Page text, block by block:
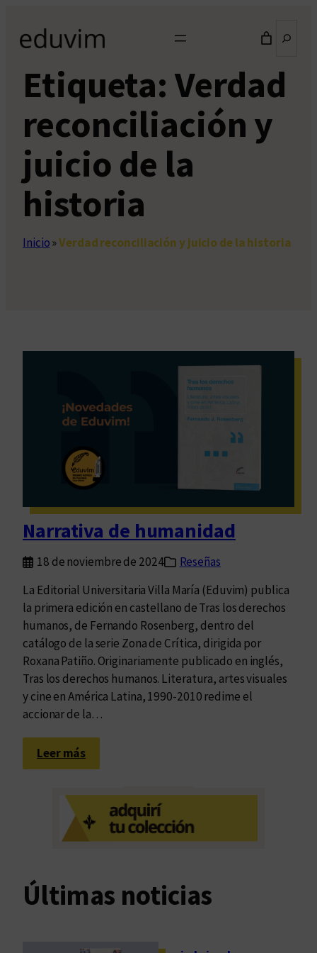
contenido
Etiqueta: Verdad
reconciliación y
juicio de la
historia
Inicio»Verdad reconciliación y juicio de la historia
Narrativa de humanidad
18 de noviembre de 2024
Reseñas
La Editorial Universitaria Villa María (Eduvim) publica
la primera edición en castellano de Tras los derechos
humanos, de Fernando Rosenberg, dentro del
catálogo de la serie Zona de Crítica, dirigida por
Roxana Patiño. Originariamente publicado en inglés,
Tras los derechos humanos. Literatura, artes visuales
y cine en América Latina, 1990-2010 redime el
accionar de la…
Leer más:
N
r
a
v
e
Últimas noticias